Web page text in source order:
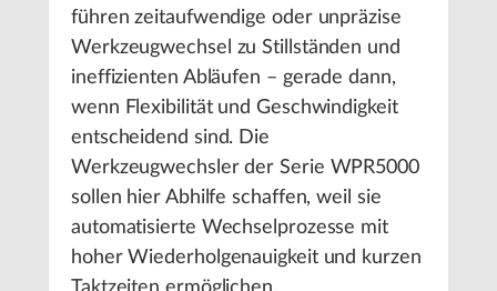
führen zeitaufwendige oder unpräzise
Werkzeugwechsel zu Stillständen und
ineffizienten Abläufen – gerade dann,
wenn Flexibilität und Geschwindigkeit
entscheidend sind. Die
Werkzeugwechsler der Serie WPR5000
sollen hier Abhilfe schaffen, weil sie
automatisierte Wechselprozesse mit
hoher Wiederholgenauigkeit und kurzen